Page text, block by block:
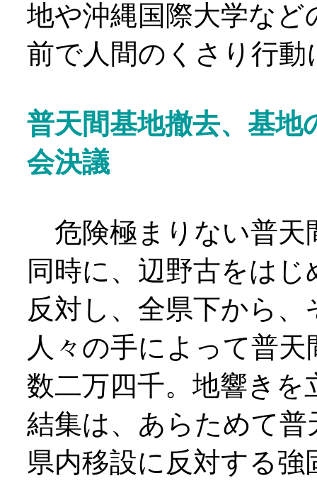
地や沖縄国際大学など
前で人間のくさり行動
普天間基地撤去、基地
会決議
危険極まりない普天
同時に、辺野古をは
反対し、全県下から
人々の手によって普
数二万四千。地響き
結集は、あらためて
県内移設に反対する